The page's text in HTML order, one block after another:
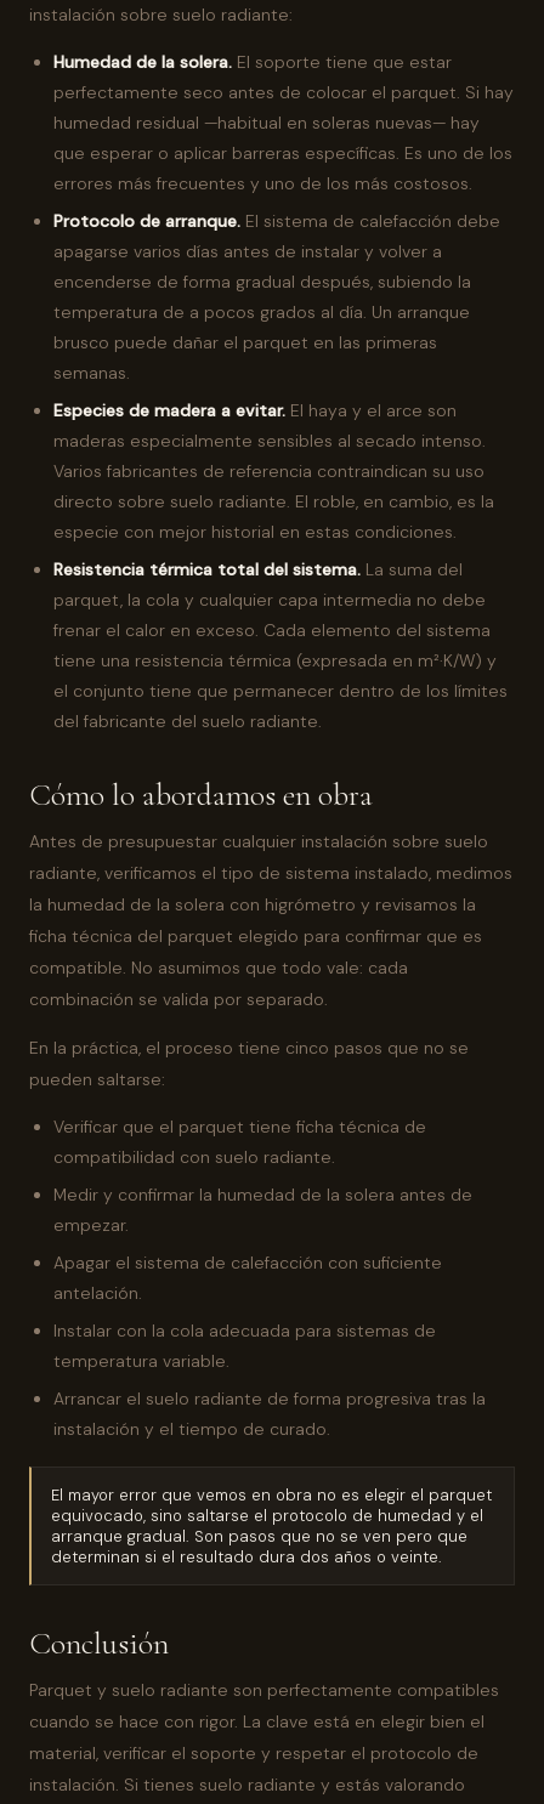
instalación sobre suelo radiante:
Humedad de la solera. El soporte tiene que estar
perfectamente seco antes de colocar el parquet. Si hay
humedad residual —habitual en soleras nuevas— hay
que esperar o aplicar barreras específicas. Es uno de los
errores más frecuentes y uno de los más costosos.
Protocolo de arranque. El sistema de calefacción debe
apagarse varios días antes de instalar y volver a
encenderse de forma gradual después, subiendo la
temperatura de a pocos grados al día. Un arranque
brusco puede dañar el parquet en las primeras
semanas.
Especies de madera a evitar. El haya y el arce son
maderas especialmente sensibles al secado intenso.
Varios fabricantes de referencia contraindican su uso
directo sobre suelo radiante. El roble, en cambio, es la
especie con mejor historial en estas condiciones.
Resistencia térmica total del sistema. La suma del
parquet, la cola y cualquier capa intermedia no debe
frenar el calor en exceso. Cada elemento del sistema
tiene una resistencia térmica (expresada en m²·K/W) y
el conjunto tiene que permanecer dentro de los límites
del fabricante del suelo radiante.
Cómo lo abordamos en obra
Antes de presupuestar cualquier instalación sobre suelo
radiante, verificamos el tipo de sistema instalado, medimos
la humedad de la solera con higrómetro y revisamos la
ficha técnica del parquet elegido para confirmar que es
compatible. No asumimos que todo vale: cada
combinación se valida por separado.
En la práctica, el proceso tiene cinco pasos que no se
pueden saltarse:
Verificar que el parquet tiene ficha técnica de
compatibilidad con suelo radiante.
Medir y confirmar la humedad de la solera antes de
empezar.
Apagar el sistema de calefacción con suficiente
antelación.
Instalar con la cola adecuada para sistemas de
temperatura variable.
Arrancar el suelo radiante de forma progresiva tras la
instalación y el tiempo de curado.
El mayor error que vemos en obra no es elegir el parquet
equivocado, sino saltarse el protocolo de humedad y el
arranque gradual. Son pasos que no se ven pero que
determinan si el resultado dura dos años o veinte.
Conclusión
Parquet y suelo radiante son perfectamente compatibles
cuando se hace con rigor. La clave está en elegir bien el
material, verificar el soporte y respetar el protocolo de
instalación. Si tienes suelo radiante y estás valorando